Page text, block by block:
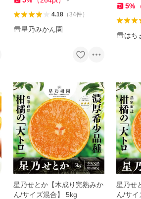
4.18（34件）
星乃みかん園
5%
はち
星乃せとか【木成り完熟みか
ん/サイズ混合】 5kg
星乃せ
ん/サ